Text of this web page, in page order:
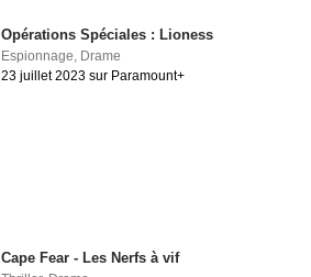
Opérations Spéciales : Lioness
Espionnage, Drame
23 juillet 2023 sur Paramount+
Cape Fear - Les Nerfs à vif